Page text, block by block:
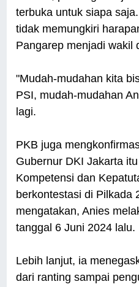
terbuka untuk siapa
tidak memungkiri
Pangarep menjadi wakil
"Mudah-mudahan kita
PSI, mudah-mudahan
lagi.
PKB juga
Gubernur DKI Jakarta
Kompetensi dan
berkontestasi di Pilkada
mengatakan, Anies
tanggal 6 Juni 2024 lalu.
Lebih lanjut, ia
dari ranting sampai